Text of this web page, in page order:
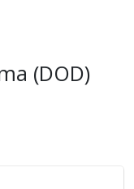
(DOD)